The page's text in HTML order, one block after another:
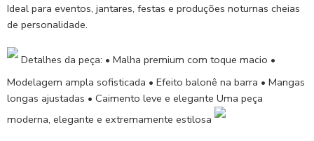
Ideal para eventos, jantares, festas e produções noturnas cheias
de personalidade.
Detalhes da peça: • Malha premium com toque macio •
Modelagem ampla sofisticada • Efeito balonê na barra • Mangas
longas ajustadas • Caimento leve e elegante Uma peça
moderna, elegante e extremamente estilosa